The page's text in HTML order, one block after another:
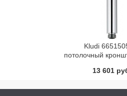
Kludi
потолочный
13 601